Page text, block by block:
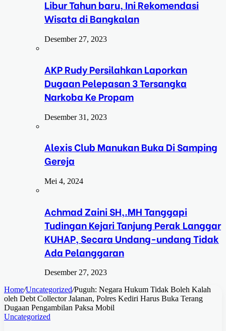
Libur Tahun baru, Ini Rekomendasi
Wisata di Bangkalan
Desember 27, 2023
AKP Rudy Persilahkan Laporkan
Dugaan Pelepasan 3 Tersangka
Narkoba Ke Propam
Desember 31, 2023
Alexis Club Manukan Buka Di Samping
Gereja
Mei 4, 2024
Achmad Zaini SH,.MH Tanggapi
Tudingan Kejari Tanjung Perak Langgar
KUHAP, Secara Undang-undang Tidak
Ada Pelanggaran
Desember 27, 2023
Home/Uncategorized/Puguh: Negara Hukum Tidak Boleh Kalah
oleh Debt Collector Jalanan, Polres Kediri Harus Buka Terang
Dugaan Pengambilan Paksa Mobil
Uncategorized